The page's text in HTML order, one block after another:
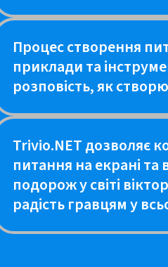
Процес створення
приклади та
розповість, як
Trivio.NET дозволяє
питання на екрані та
подорож у світі
радість гравцям у